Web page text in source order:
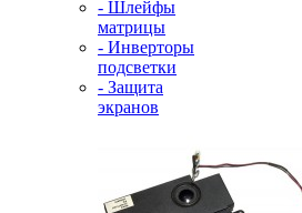
- Шлейфы
матрицы
- Инверторы
подсветки
- Защита
экранов